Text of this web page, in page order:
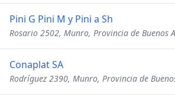
Pini G Pini M y Pini a Sh
Rosario 2502, Munro, Provincia de Buenos
Conaplat SA
Rodríguez 2390, Munro, Provincia de